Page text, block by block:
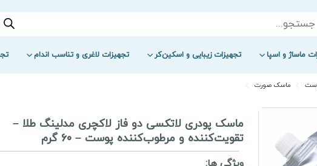
ماساژ و اسپا تجهیزات زیبایی و اسکین‌کر تجهیزات لاغری و تناسب اندام
ماسک صورت
ماسک پودری لاتکسی دو فاز لاکچری مدلینگ طلا –
تقویت‌کننده و مرطوب‌کننده پوست – 60 گرم
ویژگی ها: